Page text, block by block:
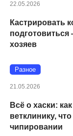
22.05.2026
Кастрировать
хозяев
Разное
21.05.2026
Всё о хаски:
ветклинику,
чипировании